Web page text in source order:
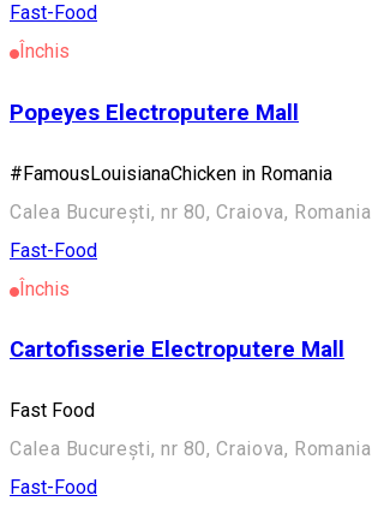
Fast-Food
Închis
Popeyes Electroputere Mall
#FamousLouisianaChicken in Romania
Calea București, nr 80, Craiova, Romania
Fast-Food
Închis
Cartofisserie Electroputere Mall
Fast Food
Calea București, nr 80, Craiova, Romania
Fast-Food